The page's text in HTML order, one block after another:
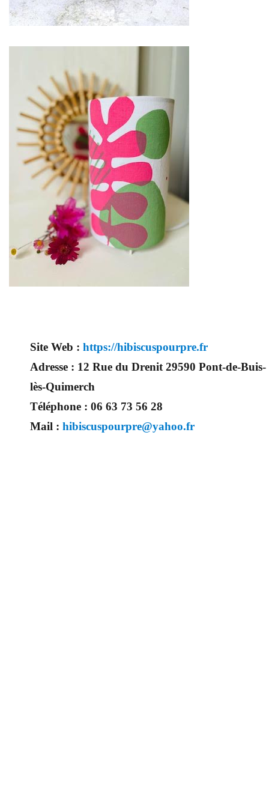
Site Web : https://hibiscuspourpre.fr
Adresse : 12 Rue du Drenit 29590 Pont-de-Buis-
lès-Quimerch
Téléphone : 06 63 73 56 28
Mail : hibiscuspourpre@yahoo.fr